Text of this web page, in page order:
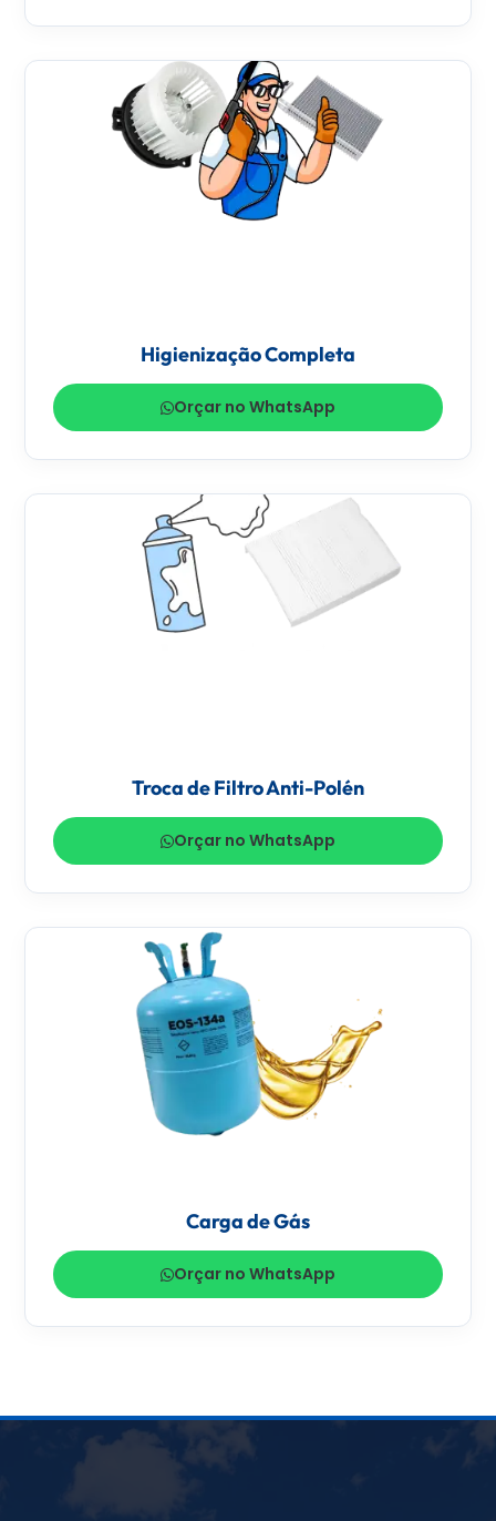
Higienização Completa
Orçar no WhatsApp
Troca de Filtro Anti-Polén
Orçar no WhatsApp
Carga de Gás
Orçar no WhatsApp